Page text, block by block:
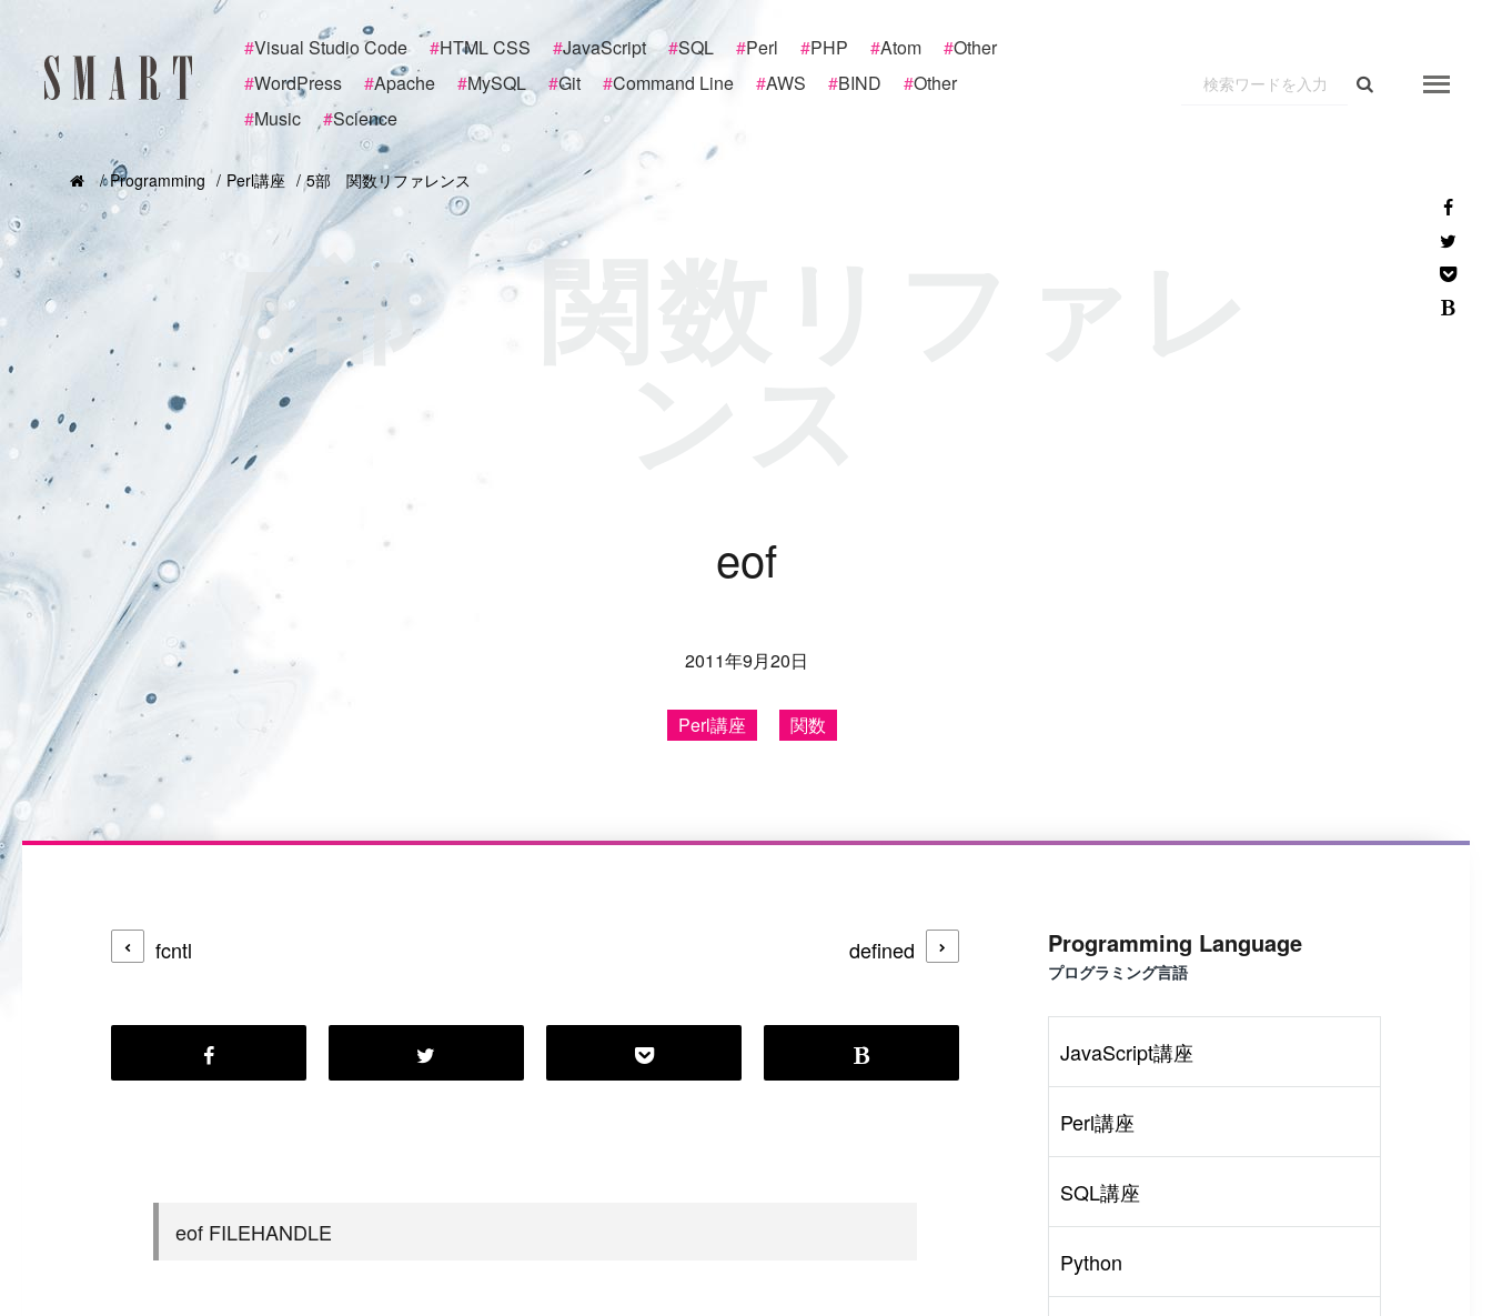
#Visual Studio Code #HTML CSS #JavaScript #SQL #Perl #PHP #Atom #Other
#WordPress #Apache #MySQL #Git #Command Line #AWS #BIND #Other
#Music #Science
Programming Perl講座 5部 関数リファレンス
5部 関数リファレ
eof
2011年9月20日
Perl講座 関数
fcntl defined
eof FILEHANDLE
Programming Language
プログラミング言語
JavaScript講座
Perl講座
SQL講座
Python